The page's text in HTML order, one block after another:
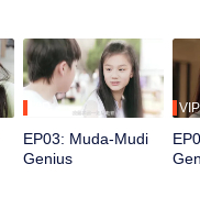
EP03: Muda-Mudi
Genius
VIP